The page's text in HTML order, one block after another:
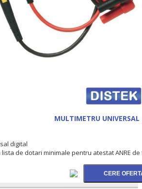
MULTIMETRU
digital
de dotari minimale pentru atestat ANRE de